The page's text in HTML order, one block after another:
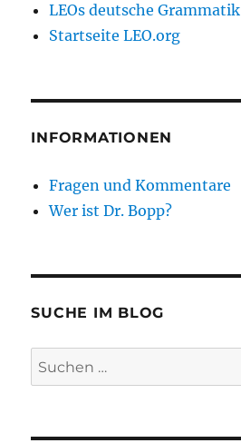
LEOs deutsche Grammatik
Startseite LEO.org
INFORMATIONEN
Fragen und Kommentare
Wer ist Dr. Bopp?
SUCHE IM BLOG
Suchen
nach: